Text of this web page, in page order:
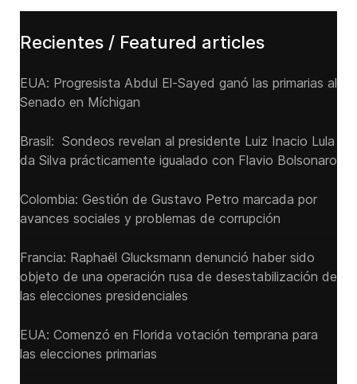
Recientes / Featured articles
EUA: Progresista Abdul El-Sayed ganó las primarias al
Senado ‌en Míchigan
Brasil: Sondeos revelan al presidente Luiz Inacio Lula
da Silva prácticamente igualado con Flavio Bolsonaro
Colombia: Gestión de Gustavo Petro marcada por
avances sociales y problemas de corrupción
Francia: Raphaël Glucksmann denunció haber sido
objeto de una operación rusa de desestabilización de
las elecciones presidenciales
EUA: Comenzó en Florida votación temprana para
las elecciones primarias